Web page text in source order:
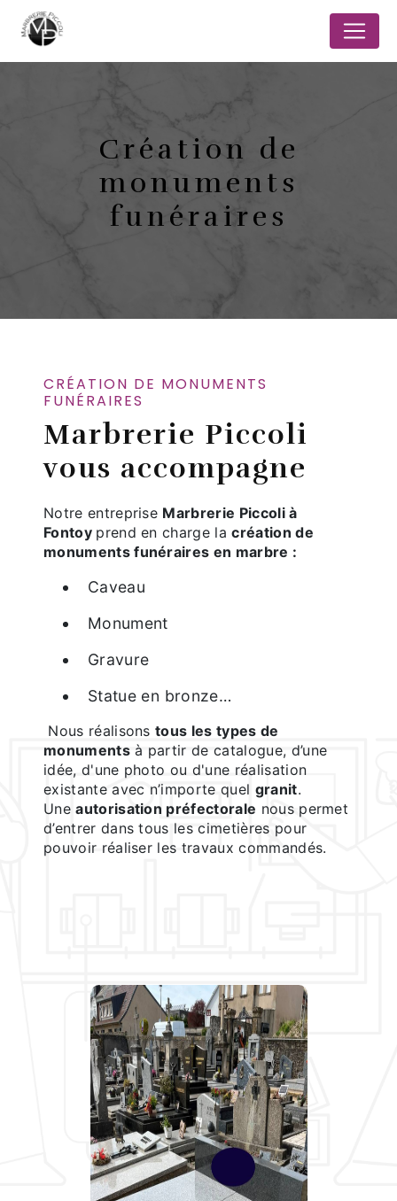
Création de
monuments
funéraires
CRÉATION DE MONUMENTS
FUNÉRAIRES
Marbrerie Piccoli
vous accompagne
Notre entreprise Marbrerie Piccolià
Fontoy prend en charge lacréation de
monuments funéraires en marbre :
Caveau
Monument
Gravure
Statue en bronze…
Nous réalisonstous les types de
monumentsà partir de catalogue, d’une
idée, d'une photo ou d'une réalisation
existante avec n’importe quel granit.
Uneautorisation préfectorale nous permet
d’entrer dans tous les cimetières pour
pouvoir réaliser les travaux commandés.
Panneau de gestion des cookies